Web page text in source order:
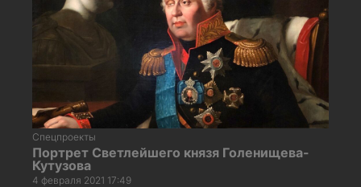
Спецпроекты
Портрет Светлейшего князя Голенищева-
Кутузова
4 февраля 2021 17:49